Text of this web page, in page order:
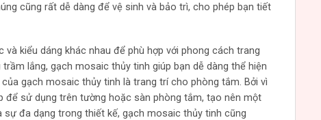
cũng rất dễ dàng để vệ sinh và bảo trì, cho phép bạn tiết
kiểu dáng khác nhau để phù hợp với phong cách trang
lắng, gạch mosaic thủy tinh giúp bạn dễ dàng thể hiện
gạch mosaic thủy tinh là trang trí cho phòng tắm. Bởi vì
sử dụng trên tường hoặc sàn phòng tắm, tạo nên một
đa dạng trong thiết kế, gạch mosaic thủy tinh cũng